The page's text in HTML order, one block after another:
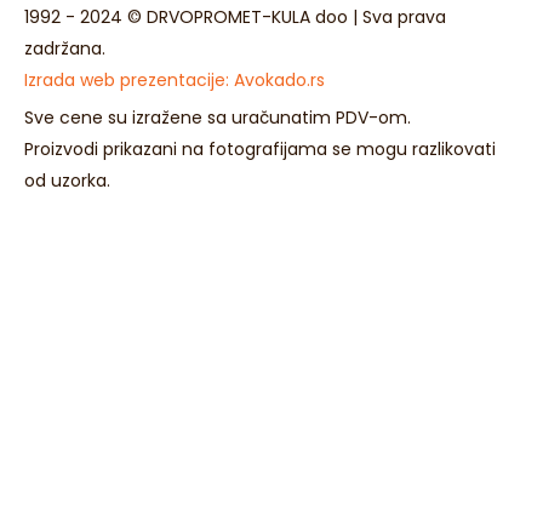
1992 - 2024 © DRVOPROMET-KULA doo | Sva prava
zadržana.
Izrada web prezentacije: Avokado.rs
Sve cene su izražene sa uračunatim PDV-om.
Proizvodi prikazani na fotografijama se mogu razlikovati
od uzorka.